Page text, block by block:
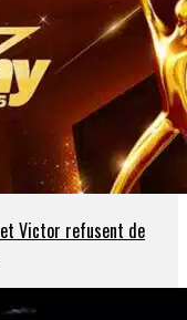
Victor refusent de